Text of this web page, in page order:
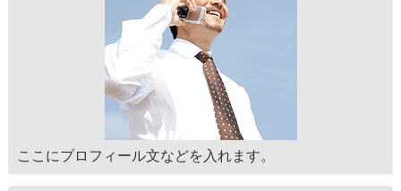
ここにプロフィール文などを入れます。